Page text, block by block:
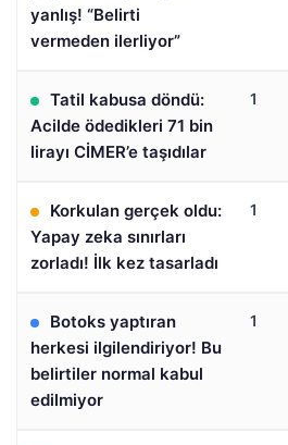
yanlış! “Belirti
vermeden ilerliyor”
Tatil kabusa döndü:
Acilde ödedikleri 71 bin
lirayı CİMER’e taşıdılar
1
Korkulan gerçek oldu:
Yapay zeka sınırları
zorladı! İlk kez tasarladı
1
Botoks yaptıran
herkesi ilgilendiriyor! Bu
belirtiler normal kabul
edilmiyor
1